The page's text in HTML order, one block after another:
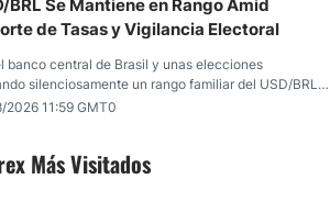
Más Visitados
BRL Se Mantiene en Rango Amid
de Tasas y Vigilancia Electoral
banco central de Brasil y unas elecciones
silenciosamente un rango familiar del USD/BRL.
parte del banco central de Brasil y unas elecciones
silenciosamente un rango familiar del USD/BRL.
observando a continuación.
2026 11:59 GMT0